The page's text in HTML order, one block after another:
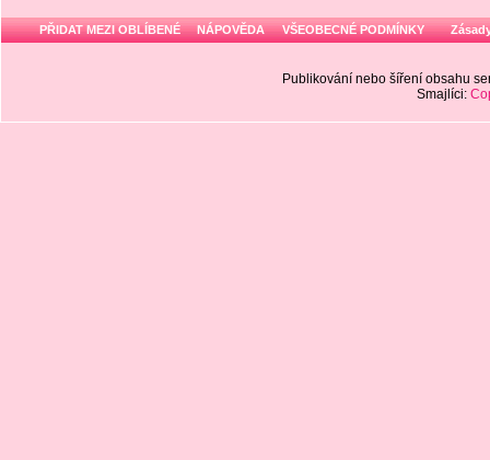
PŘIDAT MEZI OBLÍBENÉ NÁPOVĚDA VŠEOBECNÉ PODMÍNKY
Publikování nebo šíření obsahu
Smajlíci: